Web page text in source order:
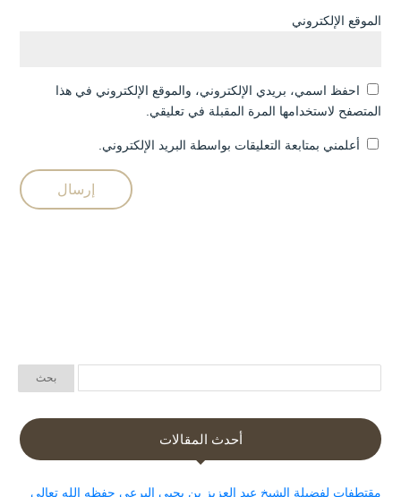
الموقع الإلكتروني
احفظ اسمي، بريدي الإلكتروني، والموقع الإلكتروني في هذا
المتصفح لاستخدامها المرة المقبلة في تعليقي.
أعلمني بمتابعة التعليقات بواسطة البريد الإلكتروني.
أحدث المقالات
مقتطفات لفضيلة الشيخ عبد العزيز بن يحيى البرعي حفظه الله تعالى